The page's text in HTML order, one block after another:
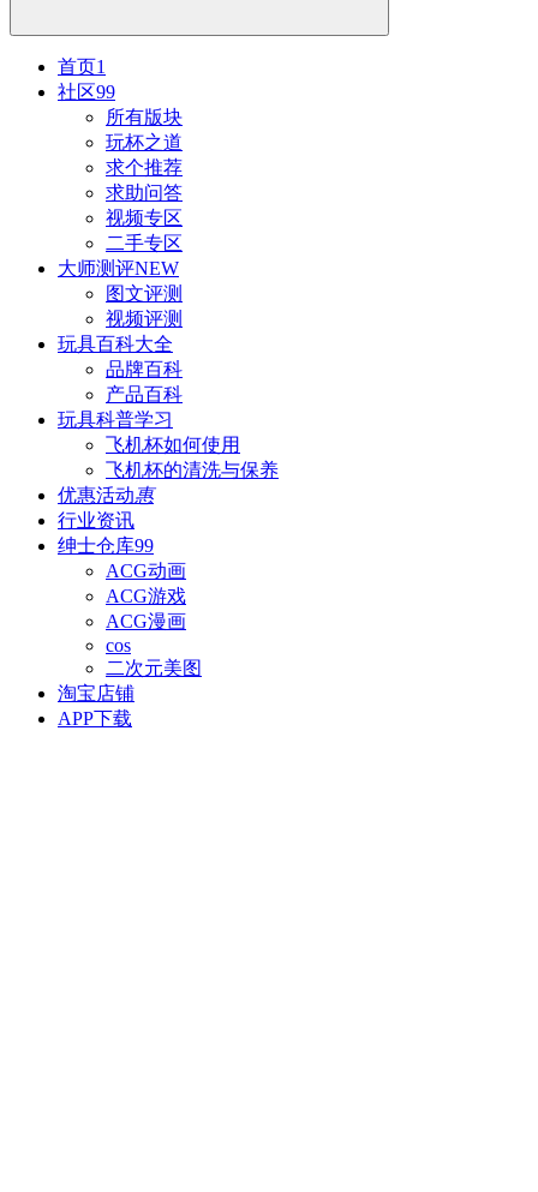
首页1
社区99
所有版块
玩杯之道
求个推荐
求助问答
视频专区
二手专区
大师测评NEW
图文评测
视频评测
玩具百科大全
品牌百科
产品百科
玩具科普学习
飞机杯如何使用
飞机杯的清洗与保养
优惠活动惠
行业资讯
绅士仓库99
ACG动画
ACG游戏
ACG漫画
cos
二次元美图
淘宝店铺
APP下载